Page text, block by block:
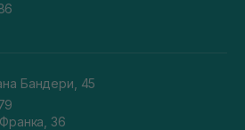
Бандери, 45
Франка, 36